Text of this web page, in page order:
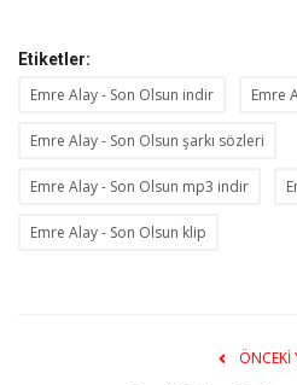
Etiketler:
Emre Alay - Son Olsun indir Emre
Emre Alay - Son Olsun şarkı sözleri
Emre Alay - Son Olsun mp3 indir
Emre Alay - Son Olsun klip
ÖNCEKI